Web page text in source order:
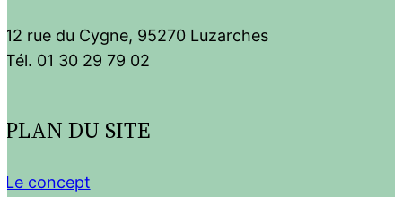
12 rue du Cygne, 95270 Luzarches
Tél. 01 30 29 79 02
PLAN DU SITE
Le concept